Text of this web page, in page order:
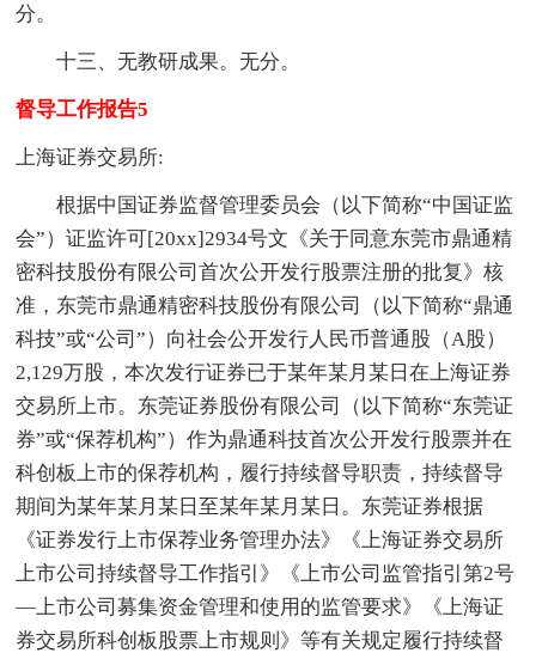
分。
十三、无教研成果。无分。
督导工作报告5
上海证券交易所:
根据中国证券监督管理委员会（以下简称“中国证监
会”）证监许可[20xx]2934号文《关于同意东莞市鼎通精
密科技股份有限公司首次公开发行股票注册的批复》核
准，东莞市鼎通精密科技股份有限公司（以下简称“鼎通
科技”或“公司”）向社会公开发行人民币普通股（A股）
2,129万股，本次发行证券已于某年某月某日在上海证券
交易所上市。东莞证券股份有限公司（以下简称“东莞证
券”或“保荐机构”）作为鼎通科技首次公开发行股票并在
科创板上市的保荐机构，履行持续督导职责，持续督导
期间为某年某月某日至某年某月某日。东莞证券根据
《证券发行上市保荐业务管理办法》《上海证券交易所
上市公司持续督导工作指引》《上市公司监管指引第2号
—上市公司募集资金管理和使用的监管要求》《上海证
券交易所科创板股票上市规则》等有关规定履行持续督